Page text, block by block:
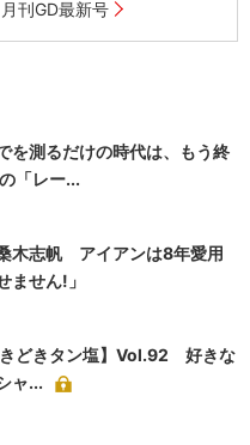
月刊GD最新号
を測るだけの時代は、もう終
「レー...
木志帆 アイアンは8年愛用
ません!」
きどきタン塩】Vol.92 好きな
ャ...